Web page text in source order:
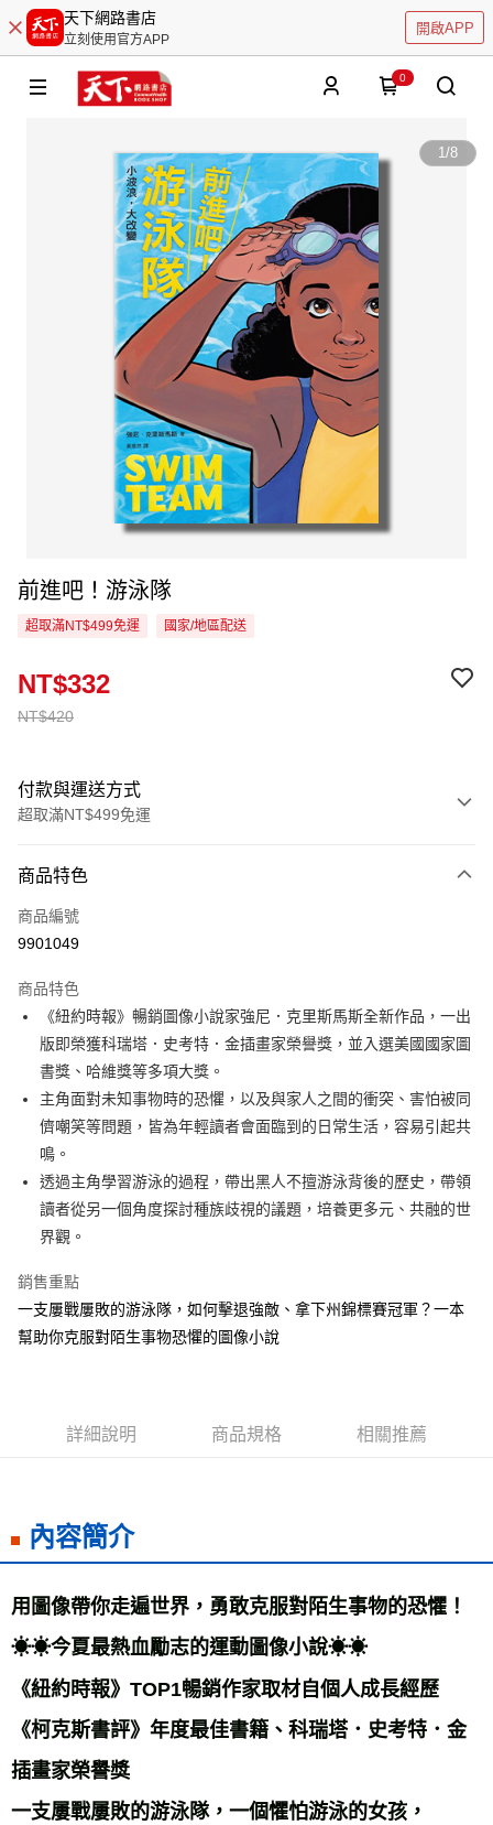
天下網路書店
立刻使用官方APP
開啟APP
0
1/8
前進吧！游泳隊
超取滿NT$499免運 國家/地區配送
NT$420
NT$332
付款與運送方式
超取滿NT$499免運
信用卡一次付款
超商取貨付款
Apple Pay
街口支付
悠遊付
ATM付款
運送方式
付款後全家取貨
付款後7-11取貨
每筆NT$70，滿NT$799(含以上)免運費
每筆NT$200，滿NT$99,999(含以上)免運費
海外叢書運費
雜誌海外運費 查看運費
數位商品海外免運 查看運費
商品特色
商品編號
9901049
商品特色
《紐約時報》暢銷圖像小說家強尼．克里斯馬斯全新作品，一出
版即榮獲科瑞塔．史考特．金插畫家榮譽獎，並入選美國國家圖
書獎、哈維獎等多項大獎。
主角面對未知事物時的恐懼，以及與家人之間的衝突、害怕被同
儕嘲笑等問題，皆為年輕讀者會面臨到的日常生活，容易引起共
鳴。
透過主角學習游泳的過程，帶出黑人不擅游泳背後的歷史，帶領
讀者從另一個角度探討種族歧視的議題，培養更多元、共融的世
界觀。
銷售重點
一支屢戰屢敗的游泳隊，如何擊退強敵、拿下州錦標賽冠軍？一本
幫助你克服對陌生事物恐懼的圖像小說
詳細說明 商品規格 相關推薦
內容簡介
用圖像帶你走遍世界，勇敢克服對陌生事物的恐懼！
☀☀今夏最熱血勵志的運動圖像小說☀☀
《紐約時報》TOP1暢銷作家取材自個人成長經歷
《柯克斯書評》年度最佳書籍、科瑞塔．史考特．金
插畫家榮譽獎
一支屢戰屢敗的游泳隊，一個懼怕游泳的女孩，